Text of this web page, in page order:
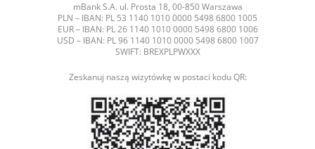
mBank S.A. ul. Prosta 18, 00-850 Warszawa
PLN – IBAN: PL 53 1140 1010 0000 5498 6800 1005
EUR – IBAN: PL 26 1140 1010 0000 5498 6800 1006
USD – IBAN: PL 96 1140 1010 0000 5498 6800 1007
SWIFT: BREXPLPWXXX
Zeskanuj naszą wizytówkę w postaci kodu QR: